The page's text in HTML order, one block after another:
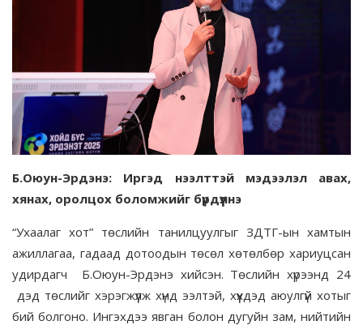
Б.Оюун-Эрдэнэ: Иргэд нээлттэй мэдээлэл авах,
хянах, оролцох боломжийг бүрдүүлнэ
“Ухаалаг хот” төслийн танилцуулгыг ЗДТГ-ын хамтын
ажиллагаа, гадаад дотоодын төсөл хөтөлбөр хариуцсан
удирдагч Б.Оюун-Эрдэнэ хийсэн. Төслийн хүрээнд 24
дэд төслийг хэрэгжүүлж хүнд ээлтэй, хүүхдэд аюулгүй хотыг
бий болгоно. Ингэхдээ явган болон дугуйн зам, нийтийн